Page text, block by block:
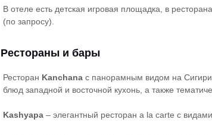
В отеле есть детская игровая площадка, в
(по запросу).
Рестораны и бары
Ресторан Kanchana с панорамным видом на
блюд западной и восточной кухонь, а также
Kashyapa – элегантный ресторан a la carte с